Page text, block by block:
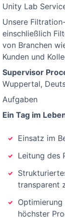
Unity Lab
Unsere
einschließlich
von Branchen
Kunden und
Supervisor
Wuppertal,
Aufgaben
Ein Tag im
Einsatz im
Leitung des
transparent
höchster